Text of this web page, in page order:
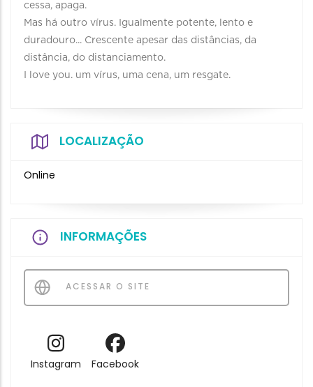
cessa, apaga.
Mas há outro vírus. Igualmente potente, lento e
duradouro... Crescente apesar das distâncias, da
distância, do distanciamento.
I love you. um vírus, uma cena, um resgate.
LOCALIZAÇÃO
Online
INFORMAÇÕES
ACESSAR O SITE
Instagram Facebook